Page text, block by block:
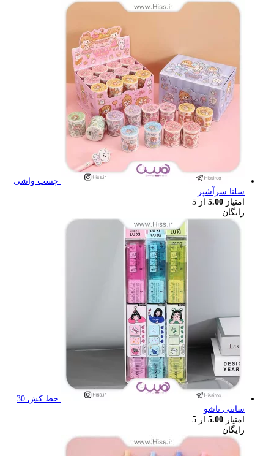
چسب واشی
سلنا سرآشپز
امتیاز 5.00 از 5
رایگان
خط کش 30
سانتی تاشو
امتیاز 5.00 از 5
رایگان